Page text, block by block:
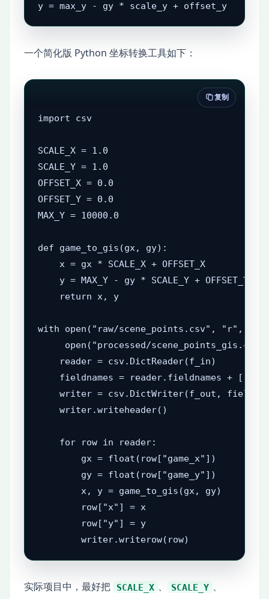
y = max_y - gy * scale_y + offset_y
一个简化版 Python 坐标转换工具如下：
import csv
SCALE_X = 1.0
SCALE_Y = 1.0
OFFSET_X = 0.0
OFFSET_Y = 0.0
MAX_Y = 10000.0
def game_to_gis(gx, gy):
    x = gx * SCALE_X + OFFSET_X
    y = MAX_Y - gy * SCALE_Y + OFFSET_Y
    return x, y
with open("raw/scene_points.csv", "r",
open("processed/
    reader = csv.DictReader(f_in)
fieldnames = reader.fieldnames + ["x",
writer = csv.DictWriter(f_out,
    writer.writeheader()
    for row in reader:
        gx = float(row["game_x"])
        gy = float(row["game_y"])
        x, y = game_to_gis(gx, gy)
        row["x"] = x
        row["y"] = y
        writer.writerow(row)
复制
实际项目中，最好把 SCALE_X 、 SCALE_Y 、